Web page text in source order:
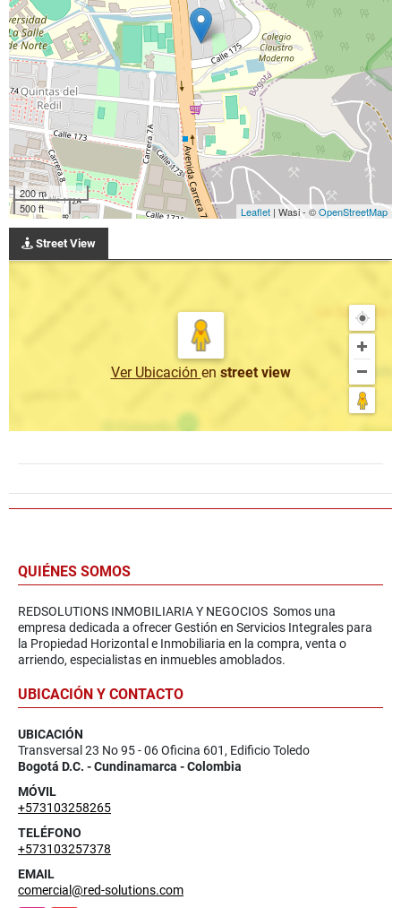
200 m
500 ft
Leaflet | Wasi - ©OpenStreetMap
Street View
Ver Ubicación en street view
QUIÉNES SOMOS
REDSOLUTIONS INMOBILIARIA Y NEGOCIOS Somos una
empresa dedicada a ofrecer Gestión en Servicios Integrales para
la Propiedad Horizontal e Inmobiliaria en la compra, venta o
arriendo, especialistas en inmuebles amoblados.
UBICACIÓN Y CONTACTO
UBICACIÓN
Transversal 23 No 95 - 06 Oficina 601, Edificio Toledo
Bogotá D.C. - Cundinamarca - Colombia
MÓVIL
+573103258265
TELÉFONO
+573103257378
EMAIL
comercial@red-solutions.com